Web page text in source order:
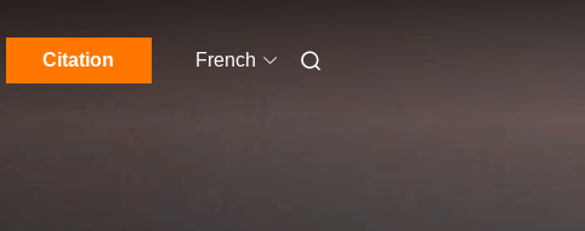
Citation French